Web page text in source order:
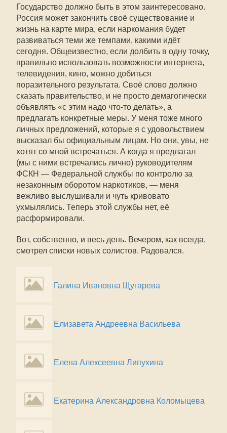
Государство должно быть в этом заинтересовано.
Россия может закончить своё существование и
жизнь на карте мира, если наркомания будет
развиваться теми же темпами, какими идёт
сегодня. Общеизвестно, если долбить в одну точку,
правильно использовать возможности интернета,
телевидения, кино, можно добиться
поразительного результата. Своё слово должно
сказать правительство, и не просто демагогически
объявлять «с этим надо что-то делать», а
предлагать конкретные меры. У меня тоже много
личных предложений, которые я с удовольствием
высказал бы официальным лицам. Но они, увы, не
хотят со мной встречаться. А когда я предлагал
(мы с ними встречались лично) руководителям
ФСКН — Федеральной службы по контролю за
незаконным оборотом наркотиков, — меня
вежливо выслушивали и чуть кривовато
ухмылялись. Теперь этой службы нет, её
расформировали.
Вот, собственно, и весь день. Вечером, как всегда,
смотрел списки новых солистов. Радовался.
Галина Ивановна Щугарева
Елизавета Андреевна Васильева
Елена Алексеевна Липухина
Екатерина Александровна Коломыцева